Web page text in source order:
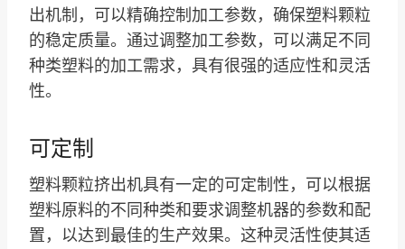
出机制，可以精确控制加工参数，确保塑料颗粒
的稳定质量。通过调整加工参数，可以满足不同
种类塑料的加工需求，具有很强的适应性和灵活
性。
可定制
塑料颗粒挤出机具有一定的可定制性，可以根据
塑料原料的不同种类和要求调整机器的参数和配
置，以达到最佳的生产效果。这种灵活性使其适